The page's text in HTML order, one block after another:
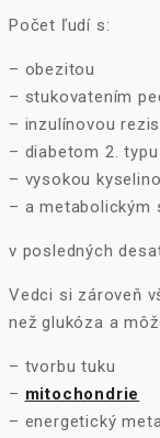
Počet ľudí s:
– obezitou
– stukovatením
– inzulínovou
– diabetom 2. typu
– vysokou
– a metabolickým
v posledných
Vedci si zároveň
než glukóza a
– tvorbu tuku
– mitochondrie
– energetický